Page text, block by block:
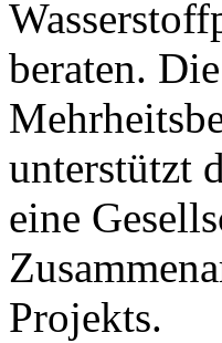
beraten.
unterstützt
eine
Projekts.